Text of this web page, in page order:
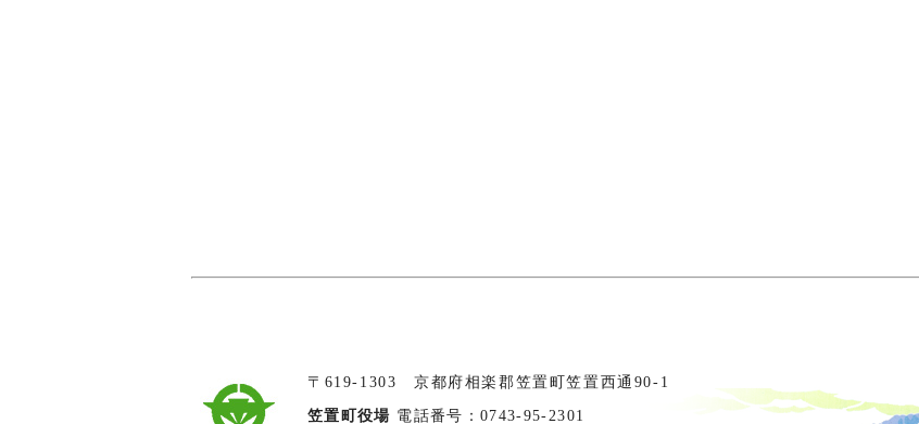
〒619-1303 京都府相楽郡笠置町笠置西通90-1
笠置町役場 電話番号：0743-95-2301